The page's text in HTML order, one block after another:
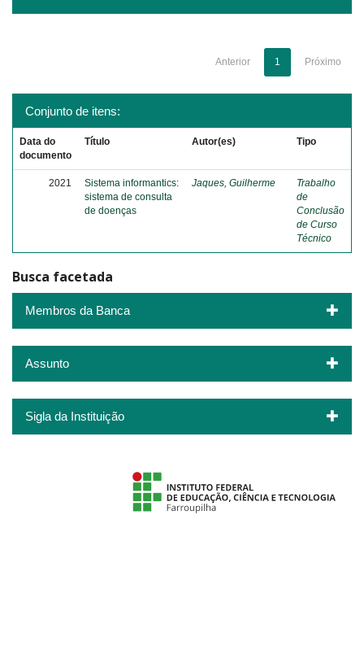
Anterior 1 Próximo
Conjunto de itens:
Data do
documento
Título Autor(es) Tipo
2021
Sistema informantics:
sistema de consulta
de doenças
Jaques, Guilherme
Trabalho
de
Conclusão
de Curso
Técnico
Busca facetada
Membros da Banca
Assunto
Sigla da Instituição